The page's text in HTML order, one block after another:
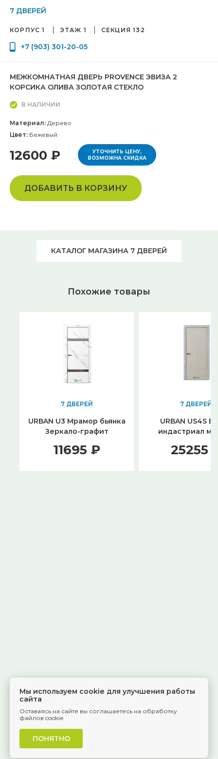
7 ДВЕРЕЙ
КОРПУС 1 ЭТАЖ 1 СЕКЦИЯ 132
+7 (903) 301-20-05
МЕЖКОМНАТНАЯ ДВЕРЬ PROVENCE ЭВИЗА 2
КОРСИКА ОЛИВА ЗОЛОТАЯ СТЕКЛО
В НАЛИЧИИ
Материал: Дерево
Цвет: Бежевый
12600 ₽
УТОЧНИТЬ ЦЕНУ,
ВОЗМОЖНА СКИДКА
ДОБАВИТЬ В КОРЗИНУ
КАТАЛОГ МАГАЗИНА 7 ДВЕРЕЙ
Похожие товары
7 ДВЕРЕЙ
URBAN U3 Мрамор бьянка
Зеркало-графит
11695 ₽
7 ДВЕРЕЙ
URBAN US4S
индастриал
25255
Мы используем cookie для улучшения работы
сайта
Оставаясь на сайте вы соглашаетесь на обработку
файлов cookie
ПОНЯТНО